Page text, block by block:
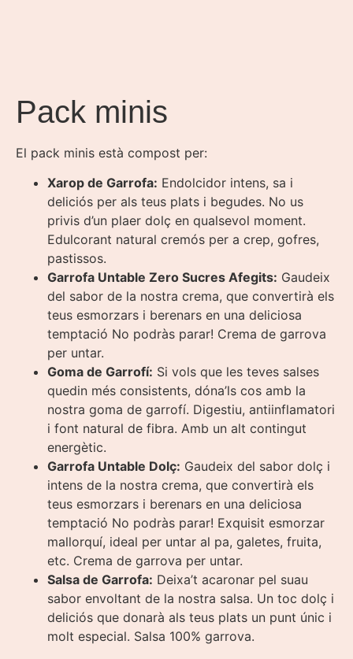
Pack minis
El pack minis està compost per:
Xarop de Garrofa: Endolcidor intens, sa i
deliciós per als teus plats i begudes. No us
privis d’un plaer dolç en qualsevol moment.
Edulcorant natural cremós per a crep, gofres,
pastissos.
Garrofa Untable Zero Sucres Afegits: Gaudeix
del sabor de la nostra crema, que convertirà els
teus esmorzars i berenars en una deliciosa
temptació No podràs parar! Crema de garrova
per untar.
Goma de Garrofí: Si vols que les teves salses
quedin més consistents, dóna’ls cos amb la
nostra goma de garrofí. Digestiu, antiinflamatori
i font natural de fibra. Amb un alt contingut
energètic.
Garrofa Untable Dolç: Gaudeix del sabor dolç i
intens de la nostra crema, que convertirà els
teus esmorzars i berenars en una deliciosa
temptació No podràs parar! Exquisit esmorzar
mallorquí, ideal per untar al pa, galetes, fruita,
etc. Crema de garrova per untar.
Salsa de Garrofa: Deixa’t acaronar pel suau
sabor envoltant de la nostra salsa. Un toc dolç i
deliciós que donarà als teus plats un punt únic i
molt especial. Salsa 100% garrova.